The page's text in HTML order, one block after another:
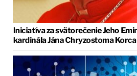
Iniciatíva za svätorečenie Jeho
kardinála Jána Chryzostoma Korca